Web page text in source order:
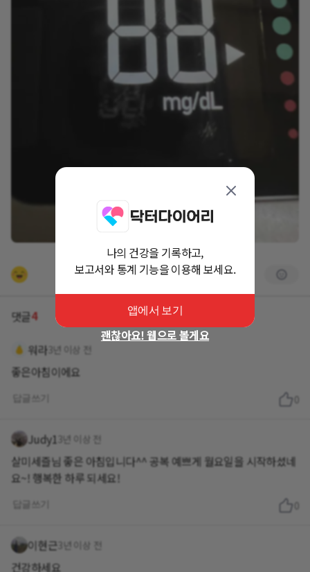
댓글4
워라 3년 이상 전
좋은아침이에요
Judy1 3년 이상 전
살미세즐님 좋은 아침입니다^^ 공복 예쁘게 월요일을 시작하셨네
요~! 행복한 하루 되세요!
이현근 3년 이상 전
건강하세요
나의 건강을 기록하고,
보고서와 통계 기능을 이용해 보세요.
앱에서 보기
괜찮아요! 웹으로 볼게요